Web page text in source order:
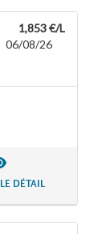
1,853 €/L
06/08/26
DÉTAIL